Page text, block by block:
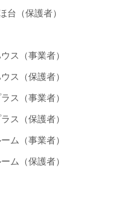
台（保護者）
ス（事業者）
ス（保護者）
ス（事業者）
ス（保護者）
ム（事業者）
ム（保護者）